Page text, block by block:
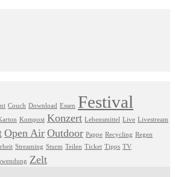
Couch Download Essen Festival
Kompost Konzert Lebensmittel Live Livestream
Open Air Outdoor Pappe Recycling Regen
Streaming Sturm Teilen Ticket Tipps TV
Zelt